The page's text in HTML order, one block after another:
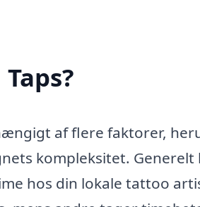
af flere faktorer,
kompleksitet.
hos din lokale tattoo